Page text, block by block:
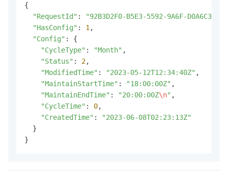
{
"RequestId" :
"92B3D2F0-B5E3-5592-9A6F-
"HasConfig" : 1 ,
"Config" : {
"CycleType" : "Month" ,
"Status" : 2,
"ModifiedTime" : "2023-05-12T12:34:40Z" ,
"MaintainStartTime" : "18:00:00Z" ,
"MaintainEndTime" : "20:00:00Z\n" ,
"CycleTime" : 0,
"CreatedTime" :
"2023-06-08T02:23:13Z"
  }
}